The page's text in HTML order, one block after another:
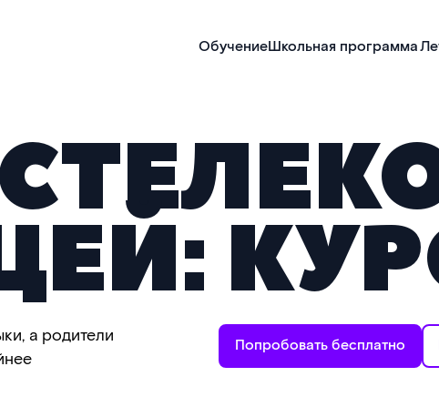
ОбучениеШкольная программа
а родители
Попробовать бесплатно